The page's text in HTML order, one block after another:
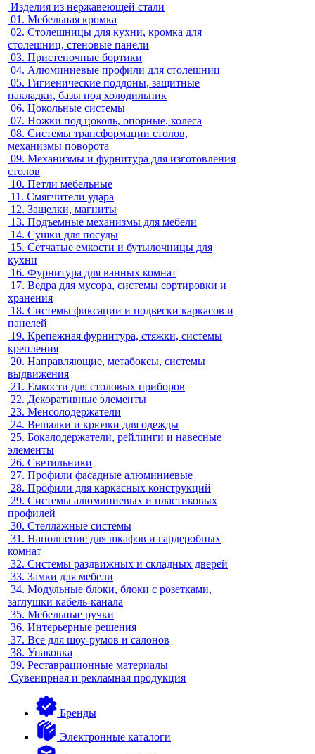
Изделия из нержавеющей стали
01. Мебельная кромка
02. Столешницы для кухни, кромка для
столешниц, стеновые панели
03. Пристеночные бортики
04. Алюминиевые профили для столешниц
05. Гигиенические поддоны, защитные
накладки, базы под холодильник
06. Цокольные системы
07. Ножки под цоколь, опорные, колеса
08. Системы трансформации столов,
механизмы поворота
09. Механизмы и фурнитура для изготовления
столов
10. Петли мебельные
11. Смягчители удара
12. Защелки, магниты
13. Подъемные механизмы для мебели
14. Сушки для посуды
15. Сетчатые емкости и бутылочницы для
кухни
16. Фурнитура для ванных комнат
17. Ведра для мусора, системы сортировки и
хранения
18. Системы фиксации и подвески каркасов и
панелей
19. Крепежная фурнитура, стяжки, системы
крепления
20. Направляющие, метабоксы, системы
выдвижения
21. Емкости для столовых приборов
22. Декоративные элементы
23. Менсолодержатели
24. Вешалки и крючки для одежды
25. Бокалодержатели, рейлинги и навесные
элементы
26. Светильники
27. Профили фасадные алюминиевые
28. Профили для каркасных конструкций
29. Системы алюминиевых и пластиковых
профилей
30. Стеллажные системы
31. Наполнение для шкафов и гардеробных
комнат
32. Системы раздвижных и складных дверей
33. Замки для мебели
34. Модульные блоки, блоки с розетками,
заглушки кабель-канала
35. Мебельные ручки
36. Интерьерные решения
37. Все для шоу-румов и салонов
38. Упаковка
39. Реставрационные материалы
Сувенирная и рекламная продукция
Бренды
Электронные каталоги